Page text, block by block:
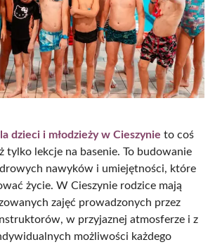
dzieci i młodzieży w Cieszynie to coś
tylko lekcje na basenie. To budowanie
nawyków i umiejętności, które
życie. W Cieszynie rodzice mają
zajęć prowadzonych przez
w przyjaznej atmosferze i z
możliwości każdego